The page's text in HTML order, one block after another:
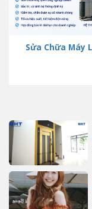
Sửa Chữa Máy